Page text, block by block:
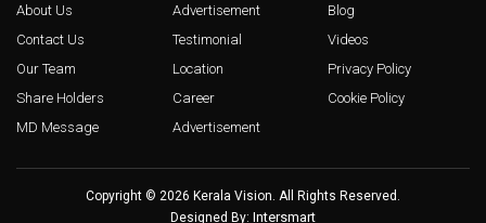
About Us
Contact Us
Our Team
Share Holders
MD Message
Advertisement
Testimonial
Location
Career
Advertisement
Blog
Videos
Privacy Policy
Cookie Policy
Copyright © 2026 Kerala Vision. All Rights Reserved.
Designed By: Intersmart